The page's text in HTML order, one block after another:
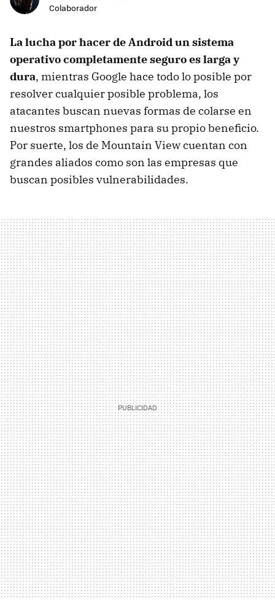
Colaborador
La lucha por hacer de Android un sistema
operativo completamente seguro es larga y
dura, mientras Google hace todo lo posible por
resolver cualquier posible problema, los
atacantes buscan nuevas formas de colarse en
nuestros smartphones para su propio beneficio.
Por suerte, los de Mountain View cuentan con
grandes aliados como son las empresas que
buscan posibles vulnerabilidades.